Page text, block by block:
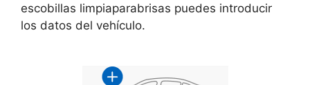
escobillas limpiaparabrisas puedes introducir
los datos del vehículo.